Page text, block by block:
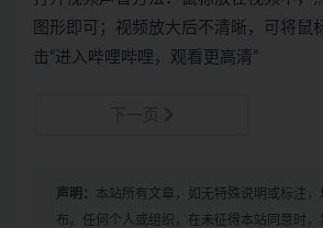
图形即可；视频放大后不清晰，可将鼠
击“进入哔哩哔哩，观看更高清”
声明： 本站所有文章，如无特殊说明或标注
布。任何个人或组织，在未征得本站同意时，